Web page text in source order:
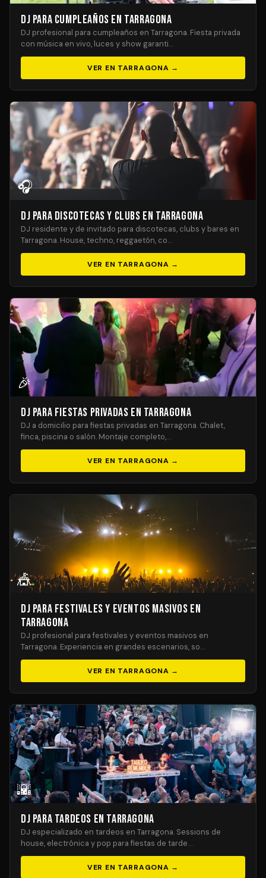
DJ para Cumpleaños en Tarragona
DJ profesional para cumpleaños en Tarragona. Fiesta privada
con música en vivo, luces y show garanti…
VER EN TARRAGONA →
🎧
DJ para Discotecas y Clubs en Tarragona
DJ residente y de invitado para discotecas, clubs y bares en
Tarragona. House, techno, reggaetón, co…
VER EN TARRAGONA →
🎉
DJ para Fiestas Privadas en Tarragona
DJ a domicilio para fiestas privadas en Tarragona. Chalet,
finca, piscina o salón. Montaje completo,…
VER EN TARRAGONA →
🎪
DJ para Festivales y Eventos Masivos en
Tarragona
DJ profesional para festivales y eventos masivos en
Tarragona. Experiencia en grandes escenarios, so…
VER EN TARRAGONA →
🌇
DJ para Tardeos en Tarragona
DJ especializado en tardeos en Tarragona. Sessions de
house, electrónica y pop para fiestas de tarde…
VER EN TARRAGONA →